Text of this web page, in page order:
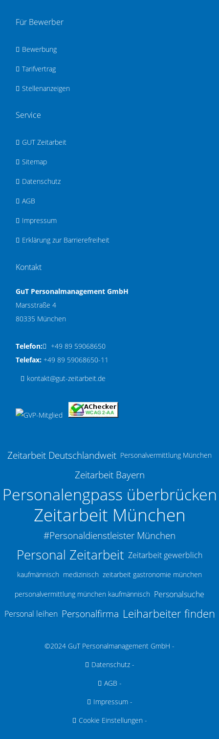
Für Bewerber
Bewerbung
Tarifvertrag
Stellenanzeigen
Service
GUT Zeitarbeit
Sitemap
Datenschutz
AGB
Impressum
Erklärung zur Barrierefreiheit
Kontakt
GuT Personalmanagement GmbH
Marsstraße 4
80335 München
Telefon:
+49 89 59068650
Telefax: +49 89 59068650-11
kontakt@gut-zeitarbeit.de
Zeitarbeit Deutschlandweit Personalvermittlung München
Zeitarbeit Bayern
Personalengpass überbrücken
Zeitarbeit München
#Personaldienstleister München
Personal Zeitarbeit Zeitarbeit gewerblich
kaufmännisch medizinisch zeitarbeit gastronomie münchen
personalvermittlung münchen kaufmännisch Personalsuche
Personal leihen Personalfirma Leiharbeiter finden
©2024 GuT Personalmanagement GmbH -
Datenschutz-
AGB -
Impressum-
Cookie Einstellungen-